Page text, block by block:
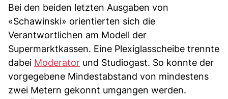
Bei den beiden letzten Ausgaben von
«Schawinski» orientierten sich die
Verantwortlichen am Modell der
Supermarktkassen. Eine Plexiglasscheibe trennte
dabei Moderator und Studiogast. So konnte der
vorgegebene Mindestabstand von mindestens
zwei Metern gekonnt umgangen werden.